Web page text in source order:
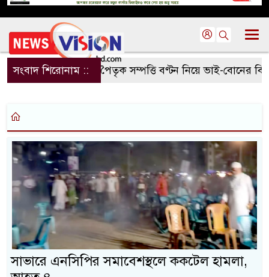
সংবাদ শিরোনাম :: পৈতৃক সম্পত্তি বণ্টন নিয়ে ভাই-বোনের
সাভারে এনসিপির সমাবেশস্থলে ককটেল হামলা,